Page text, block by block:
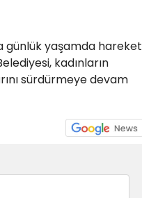
günlük yaşamda hareket
kadınların
sürdürmeye devam